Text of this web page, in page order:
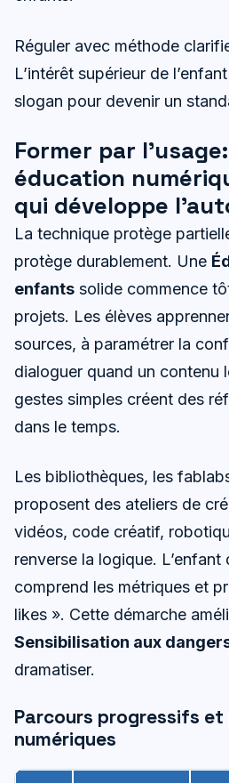
Réguler avec méthode
L’intérêt supérieur de
slogan pour devenir un
Former par
éducation
qui développe
La technique protège
protège durablement. Une
enfants solide commence
projets. Les élèves
sources, à paramétrer la
dialoguer quand un contenu
gestes simples créent des
dans le temps.
Les bibliothèques, les
proposent des ateliers de
vidéos, code créatif,
renverse la logique. L’enfant
comprend les métriques et
likes ». Cette démarche
Sensibilisation aux
dramatiser.
Parcours progressifs
numériques